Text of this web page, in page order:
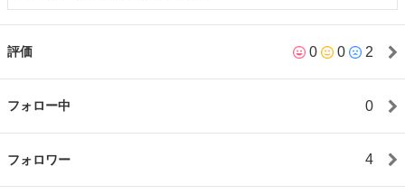
評価 0 0 2
フォロー中 0
フォロワー 4